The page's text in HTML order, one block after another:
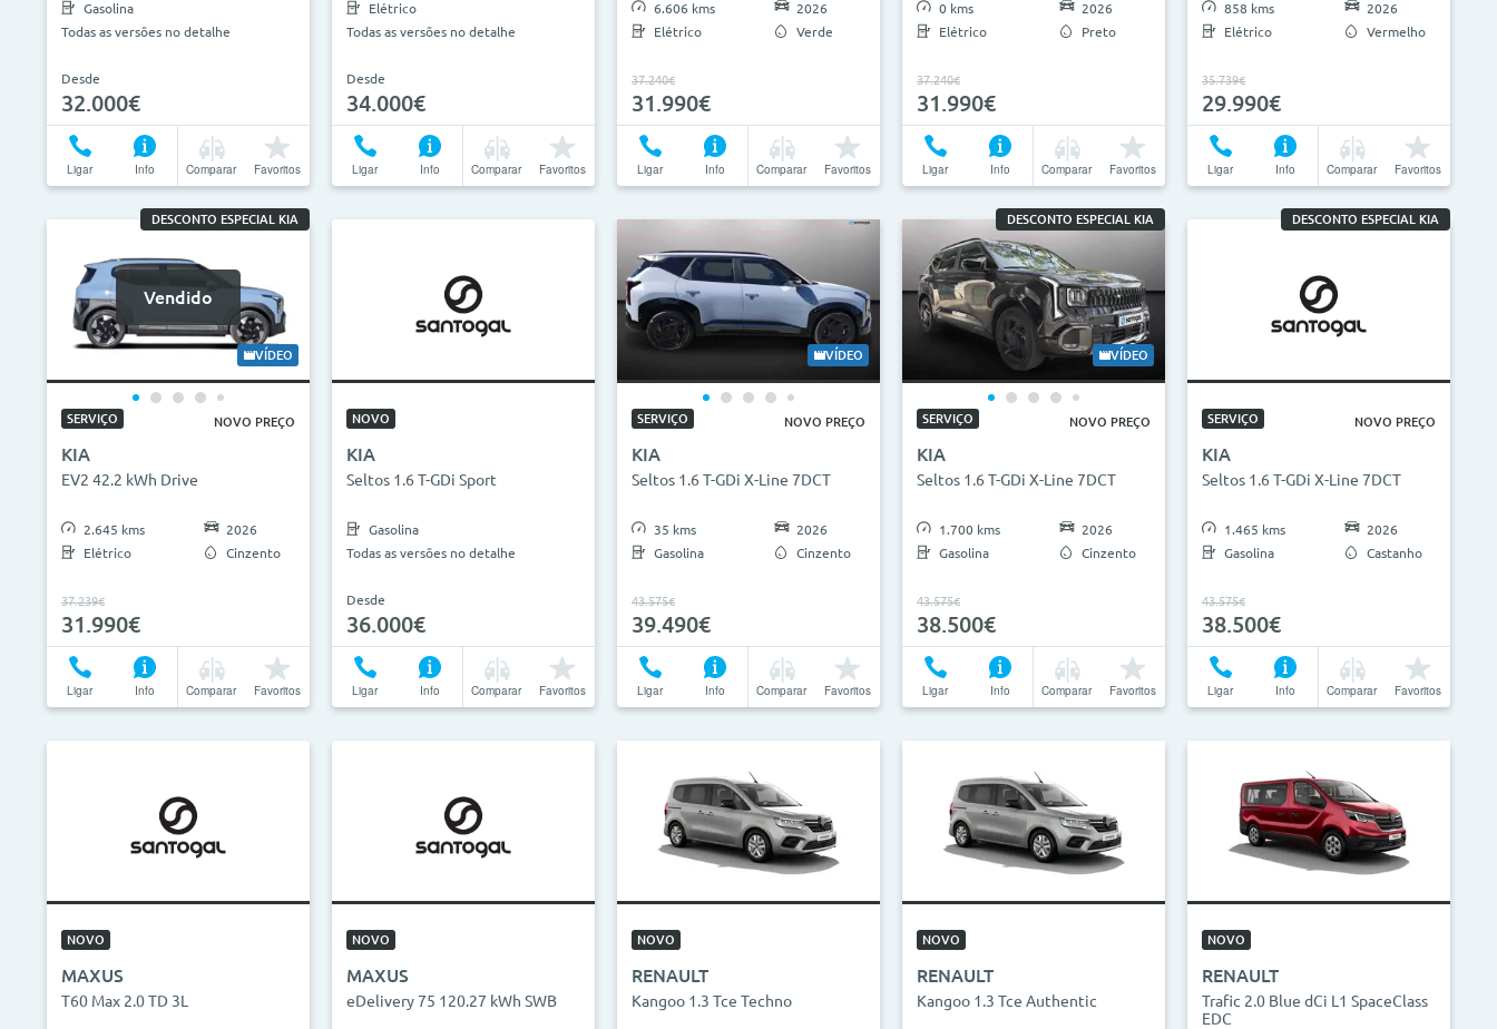
Gasolina
Todas as versões no detalhe
Desde
32.000€
Ligar Info Comparar Favoritos
Elétrico
Todas as versões no detalhe
Desde
34.000€
Ligar Info Comparar Favoritos
6.606 kms
Elétrico
2026
Verde
37.240€
31.990€
Ligar Info Comparar Favoritos
0 kms
Elétrico
2026
Preto
37.240€
31.990€
Ligar Info Comparar Favoritos
858 kms
Elétrico
2026
Vermelho
35.739€
29.990€
Ligar Info Comparar Favoritos
DESCONTO ESPECIAL KIA
Vendido
VÍDEO
SERVIÇO NOVO PREÇO
KIA
EV2 42.2 kWh Drive
2.645 kms
Elétrico
2026
Cinzento
37.239€
31.990€
Ligar Info Comparar Favoritos
NOVO
KIA
Seltos 1.6 T-GDi Sport
Gasolina
Todas as versões no detalhe
Desde
36.000€
Ligar Info Comparar Favoritos
VÍDEO
SERVIÇO NOVO PREÇO
KIA
Seltos 1.6 T-GDi X-Line 7DCT
35 kms
Gasolina
2026
Cinzento
43.575€
39.490€
Ligar Info Comparar Favoritos
DESCONTO ESPECIAL KIA
VÍDEO
SERVIÇO NOVO PREÇO
KIA
Seltos 1.6 T-GDi X-Line 7DCT
1.700 kms
Gasolina
2026
Cinzento
43.575€
38.500€
Ligar Info Comparar Favoritos
DESCONTO ESPECIAL KIA
SERVIÇO NOVO PREÇO
KIA
Seltos 1.6 T-GDi X-Line 7DCT
1.465 kms
Gasolina
2026
Castanho
43.575€
38.500€
Ligar Info Comparar Favoritos
NOVO
MAXUS
T60 Max 2.0 TD 3L
NOVO
MAXUS
eDelivery 75 120.27 kWh SWB
NOVO
RENAULT
Kangoo 1.3 Tce Techno
NOVO
RENAULT
Kangoo 1.3 Tce Authentic
NOVO
RENAULT
Trafic 2.0 Blue dCi L1 SpaceClass
EDC